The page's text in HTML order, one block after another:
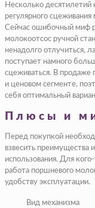
Несколько
регулярного
Сейчас ошибочный миф
молокоотсос ручной
ненадолго отлучиться,
поступает намного
сцеживаться. В продаже
и ценовом сегменте,
себя оптимальный
Плюсы и
Перед покупкой
взвесить преимущества
использования. Для
работа поршневого
удобству эксплуатации.
Вид механизма